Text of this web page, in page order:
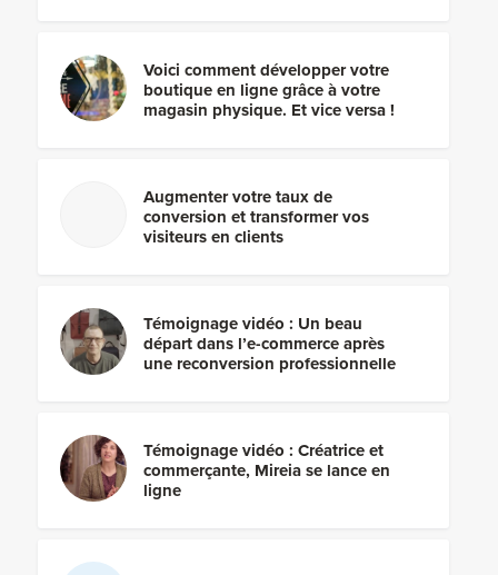
Voici comment développer votre
boutique en ligne grâce à votre
magasin physique. Et vice versa !
Augmenter votre taux de
conversion et transformer vos
visiteurs en clients
Témoignage vidéo : Un beau
départ dans l’e-commerce après
une reconversion professionnelle
Témoignage vidéo : Créatrice et
commerçante, Mireia se lance en
ligne